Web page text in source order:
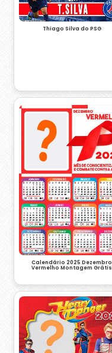
Thiago Silva do PSG
Calendário 2025 Dezembro
Vermelho Montagem Grátis